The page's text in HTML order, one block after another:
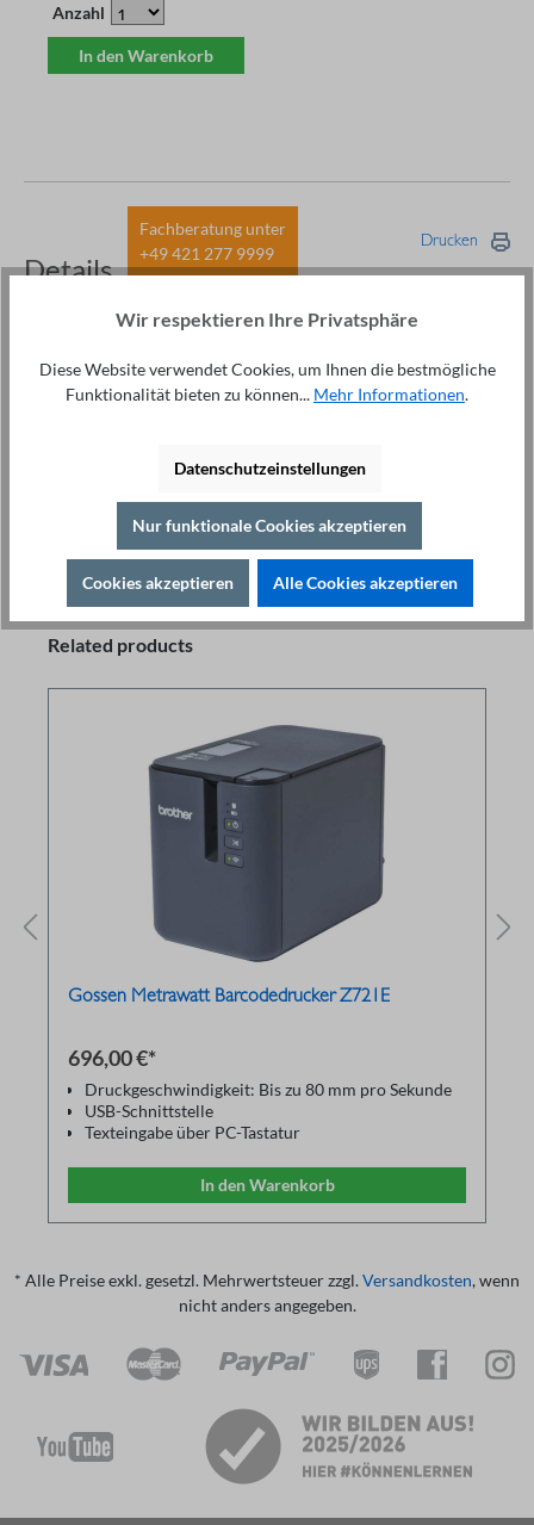
Anzahl
In den Warenkorb
Details
Fachberatung unter
+49 421 277 9999
Drucken
Beschreibung
Highlights vorprogrammierter Abläufe (nach VDE 0701-
0702) zur Prüfung von PRCDs vom Typ PRCD standard,
Related products
Gossen Metrawatt Barcodedrucker Z721E
696,00 €*
Druckgeschwindigkeit: Bis zu 80 mm pro Sekunde
USB-Schnittstelle
Texteingabe über PC-Tastatur
Texteingabe über PC-Tastatur
In den Warenkorb
* Alle Preise exkl. gesetzl. Mehrwertsteuer zzgl. Versandkosten, wenn
nicht anders angegeben.
Wir respektieren Ihre Privatsphäre
Diese Website verwendet Cookies, um Ihnen die bestmögliche
Funktionalität bieten zu können... Mehr Informationen.
Datenschutzeinstellungen
Nur funktionale Cookies akzeptieren
Cookies akzeptieren Alle Cookies akzeptieren